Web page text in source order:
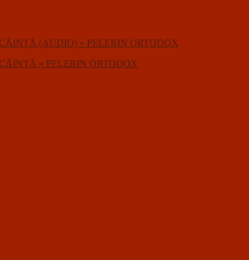
(AUDIO) « PELERIN ORTODOX
« PELERIN ORTODOX